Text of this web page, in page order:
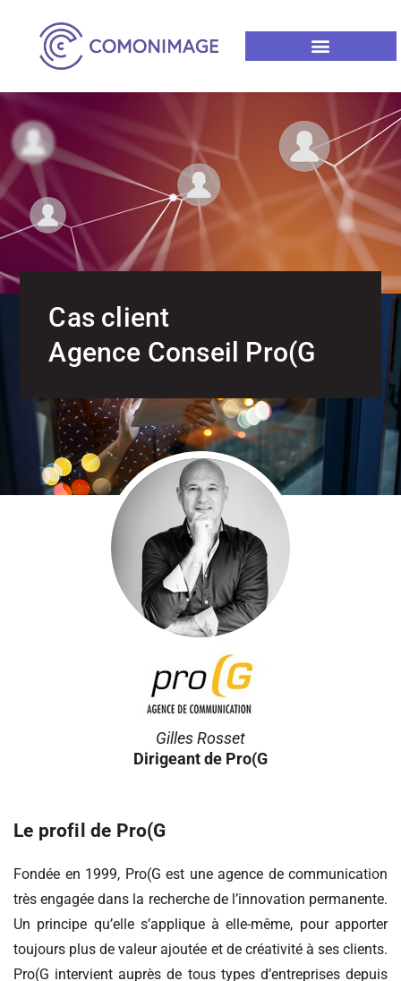
Cas client
Agence Conseil Pro(G
Gilles Rosset
Dirigeant de Pro(G
Le profil de Pro(G
Fondée en 1999, Pro(G est une agence de communication
très engagée dans la recherche de l’innovation permanente.
Un principe qu’elle s’applique à elle-même, pour apporter
toujours plus de valeur ajoutée et de créativité à ses clients.
Pro(G intervient auprès de tous types d’entreprises depuis